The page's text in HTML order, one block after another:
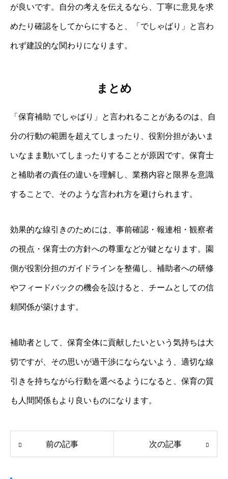
が良いです。自分の考えを伝えるなら、丁寧に意見を求
めたり確認をしてからにすると、「でしゃばり」と言わ
れず建設的な関わりになります。
まとめ
「保育補助 でしゃばり」と言われることがあるのは、自
分の行動の範囲を超えてしまったり、役割分担があいま
いなまま動いてしまったりすることが原因です。保育士
と補助者の責任の違いを理解し、業務内容と限界を意識
することで、そのような言われ方を避けられます。
効果的な線引きのためには、事前確認・報連相・観察者
の視点・保育士の方針への尊重などが鍵となります。園
側が役割分担のガイドラインを整備し、補助者への研修
やフィードバックの機会を設けると、チームとしての信
頼関係が築けます。
補助者として、保育全体に貢献したいという気持ちは大
切ですが、その思いが過干渉にならないよう、適切な線
引きを持ちながら行動を選べるようになると、保育の質
も人間関係もより良いものになります。
前の記事 次の記事